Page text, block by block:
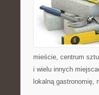
mieście, centrum
i wielu innych
lokalną